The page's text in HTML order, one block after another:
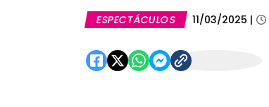
ESPECTÁCULOS 11/03/2025 |